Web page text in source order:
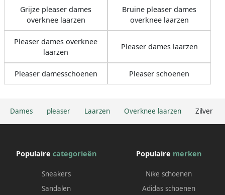
Dames pleaser Laarzen Overknee laarzen Zilver
Grijze pleaser dames
overknee laarzen
Bruine pleaser dames
overknee laarzen
Pleaser dames overknee
laarzen
Pleaser dames laarzen
Pleaser damesschoenen Pleaser schoenen
Populaire categorieën
Sneakers
Sandalen
Populaire merken
Nike schoenen
Adidas schoenen